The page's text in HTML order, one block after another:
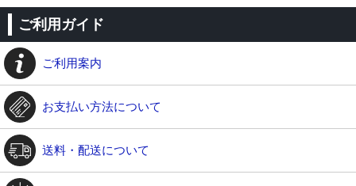
ご利用ガイド
ご利用案内
お支払い方法について
送料・配送について